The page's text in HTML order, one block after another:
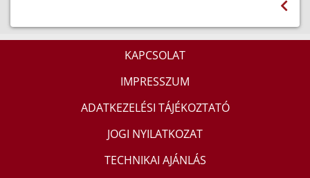
KAPCSOLAT
IMPRESSZUM
ADATKEZELÉSI TÁJÉKOZTATÓ
JOGI NYILATKOZAT
TECHNIKAI AJÁNLÁS